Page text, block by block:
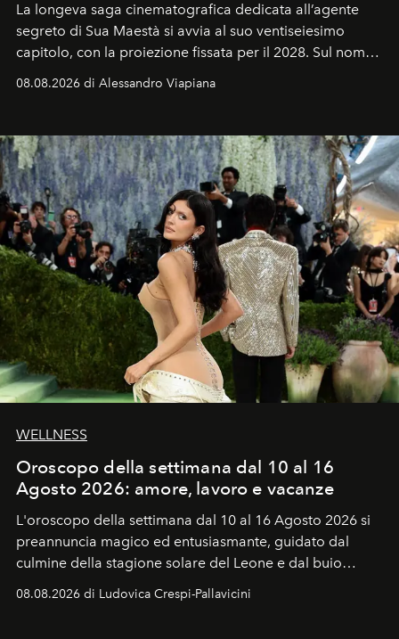
La longeva saga cinematografica dedicata all’agente
segreto di Sua Maestà si avvia al suo ventiseiesimo
capitolo, con la proiezione fissata per il 2028. Sul nome
dell’attore chiamato a raccogliere l’eredità di Daniel
Craig, però, regna ancora il più assoluto riserbo.
08.08.2026 di Alessandro Viapiana
WELLNESS
Oroscopo della settimana dal 10 al 16
Agosto 2026: amore, lavoro e vacanze
L'oroscopo della settimana dal 10 al 16 Agosto 2026 si
preannuncia magico ed entusiasmante, guidato dal
culmine della stagione solare del Leone e dal buio
favorevole della Luna nuova in Leone del 12 agosto,
ideale per la notte delle Perseidi.
08.08.2026 di Ludovica Crespi-Pallavicini